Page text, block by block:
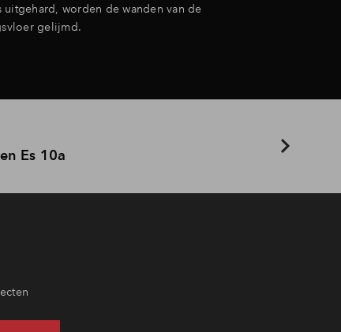
uitgehard, worden de wanden van de
gelijmd.
Es 10a